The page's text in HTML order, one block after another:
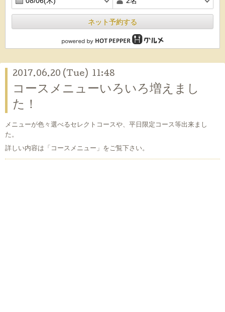
ネット予約する
2017.06.20 (Tue) 11:48
コースメニューいろいろ増えまし
た！
メニューが色々選べるセレクトコースや、平日限定コース等出来まし
た。
詳しい内容は「コースメニュー」をご覧下さい。